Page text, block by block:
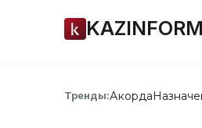
KAZINFORM
Тренды:Акорда